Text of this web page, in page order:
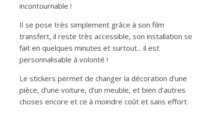
incontournable !
Il se pose très simplement grâce à son film
transfert, il reste très accessible, son installation se
fait en quelques minutes et surtout... il est
personnalisable à volonté !
Le stickers permet de changer la décoration d’une
pièce, d’une voiture, d’un meuble, et bien d’autres
choses encore et ce à moindre coût et sans effort.